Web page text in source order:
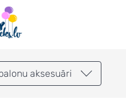
aksesuāri